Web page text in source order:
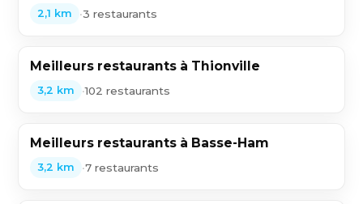
2,1 km •3 restaurants
Meilleurs restaurants à Thionville
3,2 km •102 restaurants
Meilleurs restaurants à Basse-Ham
3,2 km •7 restaurants